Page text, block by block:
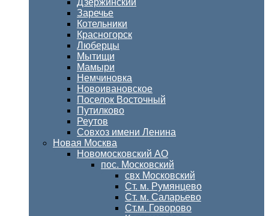
Дзержинский
Заречье
Котельники
Красногорск
Люберцы
Мытищи
Мамыри
Немчиновка
Новоивановское
Поселок Восточный
Путилково
Реутов
Совхоз имени Ленина
Новая Москва
Новомосковский АО
пос. Московский
свх Московский
Ст. м. Румянцево
Ст. м. Саларьево
Ст.м. Говорово